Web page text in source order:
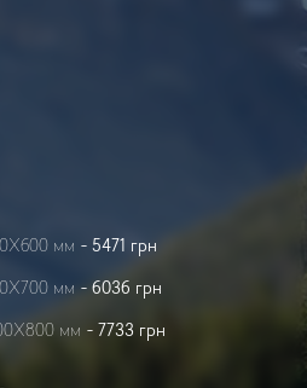
мм - 5471 грн
мм - 6036 грн
мм - 7733 грн